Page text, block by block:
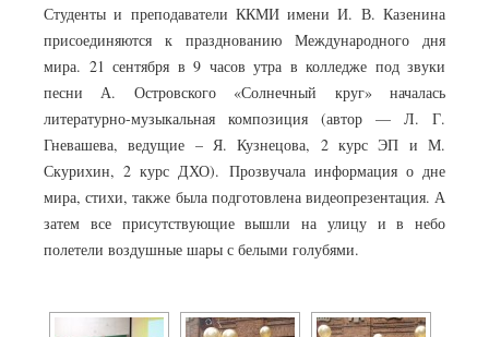
Студенты и преподаватели ККМИ имени И. В. Казенина
присоединяются к празднованию Международного дня
мира. 21 сентября в 9 часов утра в колледже под звуки
песни А. Островского «Солнечный круг» началась
литературно-музыкальная композиция (автор — Л. Г.
Гневашева, ведущие – Я. Кузнецова, 2 курс ЭП и М.
Скурихин, 2 курс ДХО). Прозвучала информация о дне
мира, стихи, также была подготовлена видеопрезентация. А
затем все присутствующие вышли на улицу и в небо
полетели воздушные шары с белыми голубями.